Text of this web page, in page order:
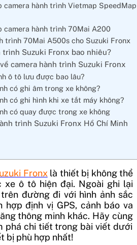
camera hành trình Vietmap SpeedMap
camera hành trình 70Mai A200
trình 70Mai A500s cho Suzuki Fronx
trình Suzuki Fronx bao nhiêu?
camera hành trình Suzuki Fronx
ô tô lưu được bao lâu?
có ghi âm trong xe không?
có ghi hình khi xe tắt máy không?
có quay được trong xe không
trình Suzuki Fronx Hồ Chí Minh
Fronx là thiết bị không thể
xe ô tô hiện đại. Ngoài ghi lại
đường đi với hình ảnh sắc
hợp định vị GPS, cảnh báo va
thông minh khác. Hãy cùng
phá chi tiết trong bài viết dưới
bị phù hợp nhất!